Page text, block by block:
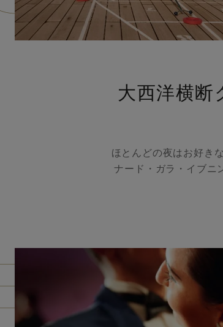
大西洋横
ほとんどの夜はお好き
ナード・ガラ・イブニ